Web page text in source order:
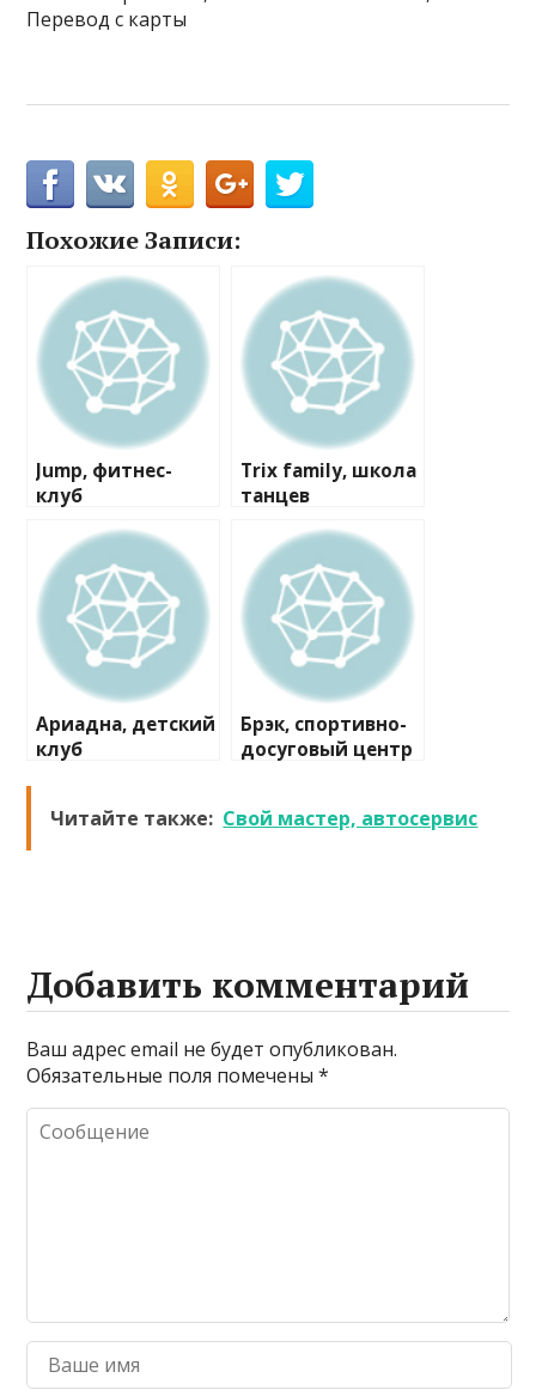
Перевод с карты
Похожие Записи:
Jump, фитнес-
клуб
Trix family, школа
танцев
Ариадна, детский
клуб
Брэк, спортивно-
досуговый центр
Читайте также: Свой мастер, автосервис
Добавить комментарий
Ваш адрес email не будет опубликован.
Обязательные поля помечены*